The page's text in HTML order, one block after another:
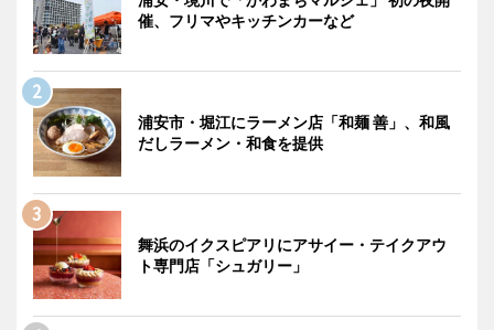
催、フリマやキッチンカーなど
浦安市・堀江にラーメン店「和麺 善」、和風
だしラーメン・和食を提供
舞浜のイクスピアリにアサイー・テイクアウ
ト専門店「シュガリー」